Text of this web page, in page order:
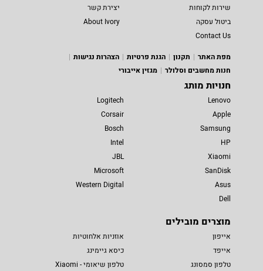
שירות לקוחות
יצירת קשר
ביטול עסקה
About Ivory
Contact Us
מפת האתר
תקנון הגנת פרטיות
הצהרות נגישות
חנות מחשבים וסלולר
מגזין אייבורי
חנויות מותג
Lenovo
Apple
Samsung
HP
Xiaomi
SanDisk
Asus
Dell
Logitech
Corsair
Bosch
Intel
JBL
Microsoft
Western Digital
מוצרים מובילים
אייפון
אייפד
טלפון סמסונג
אוזניות אלחוטיות
כיסא גיימינג
טלפון שיאומי - Xiaomi